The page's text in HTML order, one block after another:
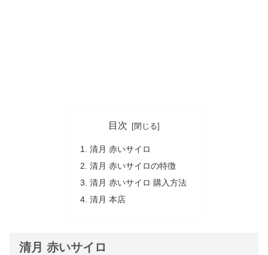
目次
清月 赤いサイロ
清月 赤いサイロの特徴
清月 赤いサイロ 購入方法
清月 本店
清月 赤いサイロ